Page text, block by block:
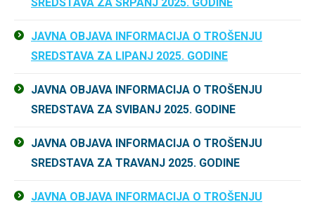
JAVNA OBJAVA INFORMACIJA O TROŠENJU
SREDSTAVA ZA LIPANJ 2025. GODINE
JAVNA OBJAVA INFORMACIJA O TROŠENJU
SREDSTAVA ZA SVIBANJ 2025. GODINE
JAVNA OBJAVA INFORMACIJA O TROŠENJU
SREDSTAVA ZA TRAVANJ 2025. GODINE
JAVNA OBJAVA INFORMACIJA O TROŠENJU